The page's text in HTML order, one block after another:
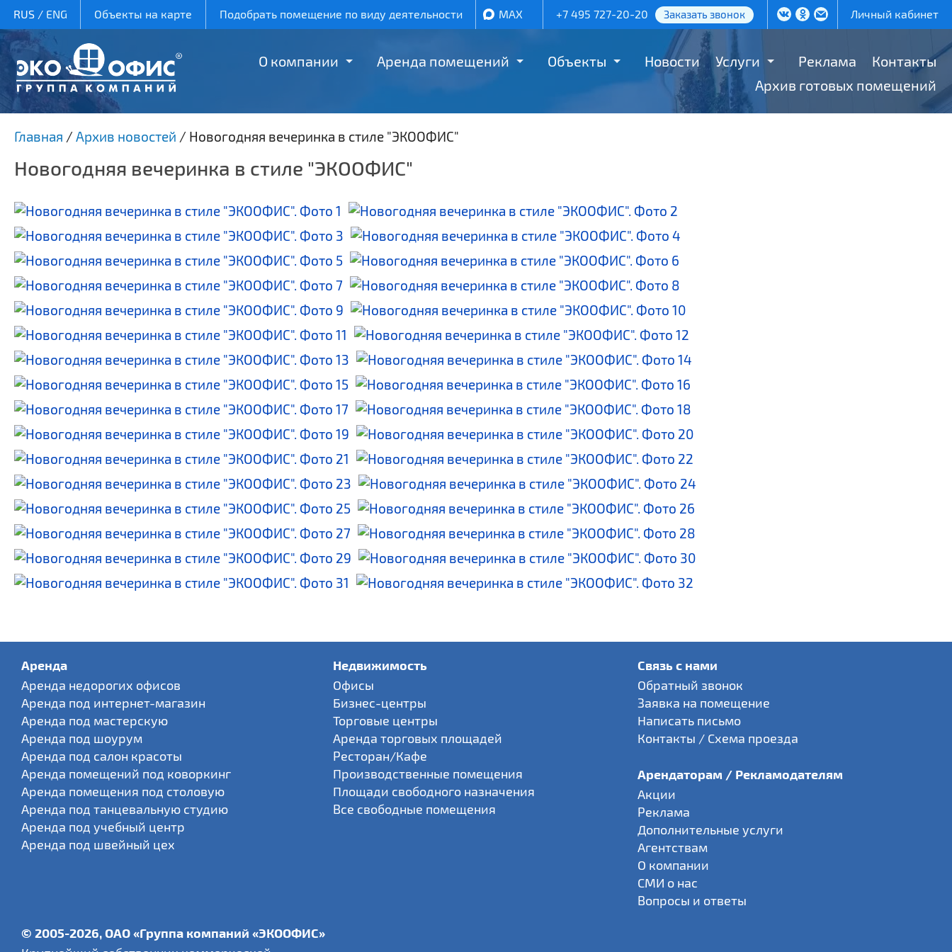
RUS/ ENG Объекты на карте Подобрать помещение по виду деятельности MAX +7 495 727-20-20 Заказать звонок Личный кабинет
О компании Аренда помещений Объекты Новости Услуги Реклама
Контакты
Архив готовых помещений
Главная / Архив новостей / Новогодняя вечеринка в стиле "ЭКООФИС"
Новогодняя вечеринка в стиле "ЭКООФИС"
Аренда
Аренда недорогих офисов
Аренда под интернет-магазин
Аренда под мастерскую
Аренда под шоурум
Аренда под салон красоты
Аренда помещений под коворкинг
Аренда помещения под столовую
Аренда под танцевальную студию
Аренда под учебный центр
Аренда под швейный цех
Недвижимость
Офисы
Бизнес-центры
Торговые центры
Аренда торговых площадей
Ресторан/Кафе
Производственные помещения
Площади свободного назначения
Все свободные помещения
Связь с нами
Обратный звонок
Заявка на помещение
Написать письмо
Контакты / Схема проезда
Арендаторам / Рекламодателям
Акции
Реклама
Дополнительные услуги
Агентствам
О компании
СМИ о нас
Вопросы и ответы
© 2005-2026, ОАО «Группа компаний «ЭКООФИС»